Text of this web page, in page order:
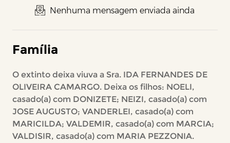
Nenhuma mensagem enviada ainda
Família
O extinto deixa viuva a Sra. IDA FERNANDES DE
OLIVEIRA CAMARGO. Deixa os filhos: NOELI,
casado(a) com DONIZETE; NEIZI, casado(a) com
JOSE AUGUSTO; VANDERLEI, casado(a) com
MARICILDA; VALDEMIR, casado(a) com MARCIA;
VALDISIR, casado(a) com MARIA PEZZONIA.